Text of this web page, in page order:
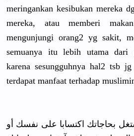
meringankan kesibukan mereka
mereka, atau memberi
mengunjungi orang2 yg sakit,
semuanya itu lebih utama dari
karena sesungguhnya hal2 tsb
terdapat manfaat terhadap
بحاجاتك اكتسابا على نفسك أو